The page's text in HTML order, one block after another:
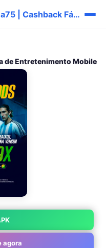
a75 Verdadeiro BR Apk a75 | Cashback Fácil ✅
de Entretenimento Mobile
agora